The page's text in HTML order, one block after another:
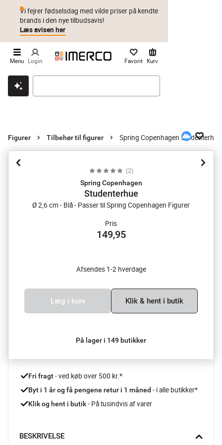
Klik & hent Byt i 1 år Prismatch
Vi fejrer fødselsdag med vilde priser på kendte
brands i den nye tilbudsavis!
Læs avisen her
Menu Login Favorit Kurv
Figurer Tilbehør til figurer Spring Copenhagen Studenterhue
(2)
Spring Copenhagen
Studenterhue
Ø 2,6 cm - Blå - Passer til Spring Copenhagen Figurer
Pris
149,95
Afsendes 1-2 hverdage
Læg i kurv Klik & hent i butik
På lager i 149 butikker
Fri fragt - ved køb over 500 kr.*
Byt i 1 år og få pengene retur i 1 måned - i alle butikker*
Klik og hent i butik - På tusindvis af varer
BESKRIVELSE